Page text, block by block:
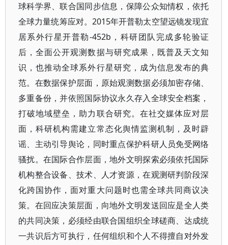
球科学界、联合国同步信息，保障公众知情权，依托
全球力量统筹应对。2015年开普勒太空望远镜发现宜
居系外行星开普勒-452b，科研团队完成多轮验证
后，全面公开观测数据与研究成果，既普及天文知
识，也推动全球系外行星研究，成为信息发布的典
范。在数据保护层面，原始观测数据必须加密存储、
多重备份，并依照国际协议永久存入全球安全档案，
打破地域壁垒，助力联合研究。在社交媒体应对层
面，科研机构需建立常态化舆情监测机制，及时辟
谣、主动引导舆论，同时重点保护科研人员免受网络
骚扰。在国际合作层面，地外文明探索必须依托国际
机构整合设备、技术、人才资源，在观测研判阶段深
化跨国协作，面对重大问题时也需全球共同商议决
策。在回应决策层面，向地外文明发送回应是全人类
的共同决策，必须经由联合国组织全球磋商、达成统
一共识后方可执行，任何组织和个人不得擅自对外发